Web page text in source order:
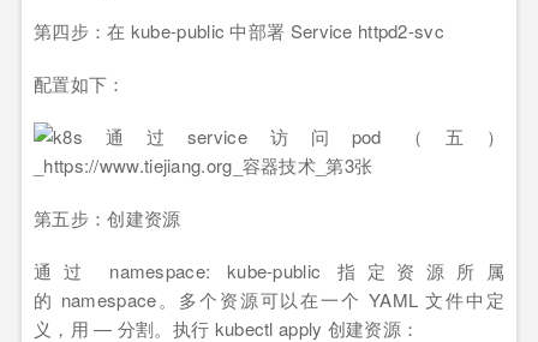
第四步：在 kube-public 中部署 Service httpd2-svc
配置如下：
第五步：创建资源
通过 namespace: kube-public 指定资源所属
的 namespace。多个资源可以在一个 YAML 文件中定
义，用 — 分割。执行 kubectl apply 创建资源：